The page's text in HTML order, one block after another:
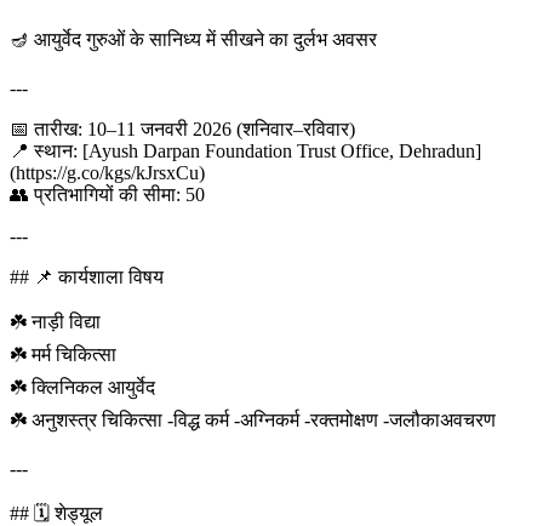
🪔 आयुर्वेद गुरुओं के सानिध्य में सीखने का दुर्लभ अवसर
---
📅 तारीख: 10–11 जनवरी 2026 (शनिवार–रविवार)
📍 स्थान: [Ayush Darpan Foundation Trust Office, Dehradun]
(https://g.co/kgs/kJrsxCu)
👥 प्रतिभागियों की सीमा: 50
---
## 📌 कार्यशाला विषय
☘️ नाड़ी विद्या
☘️ मर्म चिकित्सा
☘️ क्लिनिकल आयुर्वेद
☘️ अनुशस्त्र चिकित्सा -विद्ध कर्म -अग्निकर्म -रक्तमोक्षण -जलौकाअवचरण
---
## 🗓️ शेड्यूल